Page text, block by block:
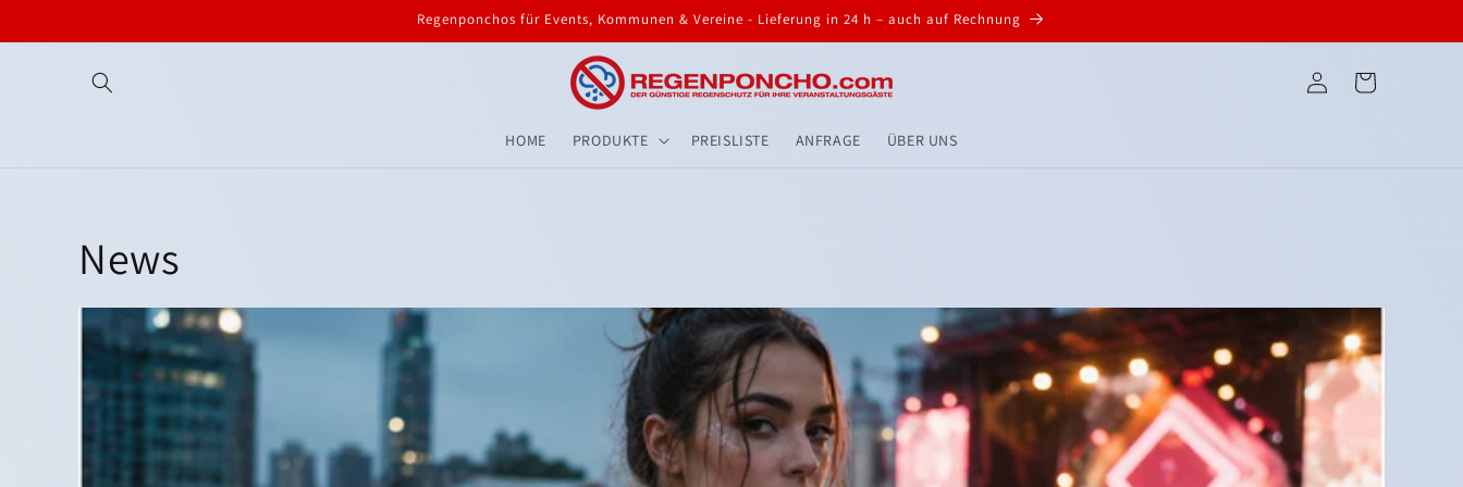
Inhalt
Regenponchos für Events, Kommunen & Vereine - Lieferung in 24 h – auch auf Rechnung
HOME PRODUKTE PREISLISTE ANFRAGE ÜBER UNS
EinloggenWarenkorb
News